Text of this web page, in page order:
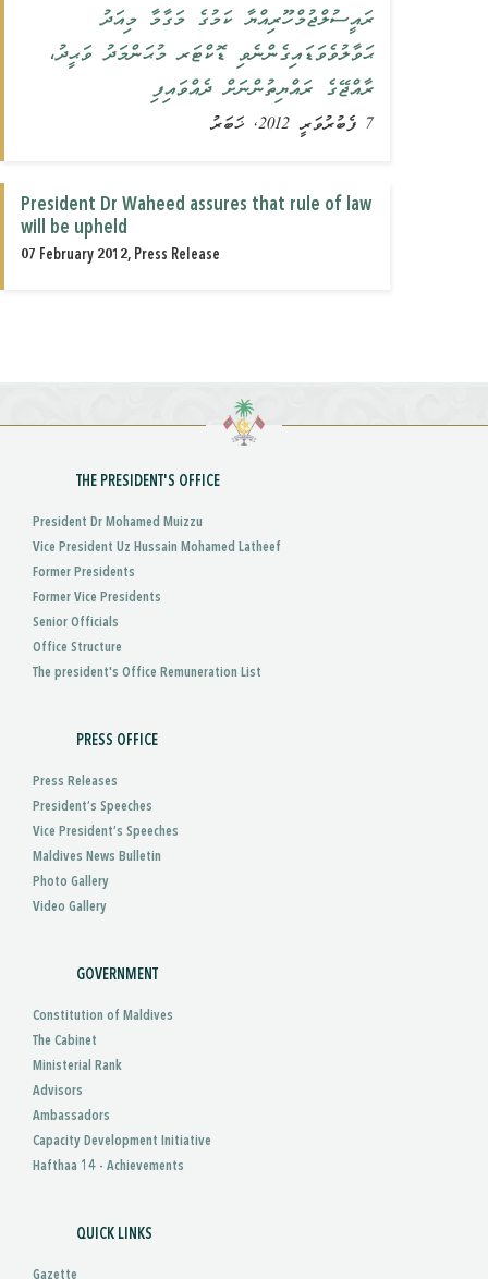
ރައީސުލްޖުމްހޫރިއްޔާ ކަމުގެ މަގާމާ މިއަދު
ޙަވާލުވެވަޑައިގެންނެވި ޑޮކްޓަރ މުޙަންމަދު ވަޙީދު،
ރާއްޖޭގެ ރައްޔިތުންނަށް ދެއްވައިފި
7 ފެބުރުވަރީ 2012, ޚަބަރު
President Dr Waheed assures that rule of law
will be upheld
07 February 2012, Press Release
THE PRESIDENT'S OFFICE
President Dr Mohamed Muizzu
Vice President Uz Hussain Mohamed Latheef
Former Presidents
Former Vice Presidents
Senior Officials
Office Structure
The president's Office Remuneration List
PRESS OFFICE
Press Releases
President’s Speeches
Vice President’s Speeches
Maldives News Bulletin
Photo Gallery
Video Gallery
GOVERNMENT
Constitution of Maldives
The Cabinet
Ministerial Rank
Advisors
Ambassadors
Capacity Development Initiative
Hafthaa 14 - Achievements
QUICK LINKS
Gazette